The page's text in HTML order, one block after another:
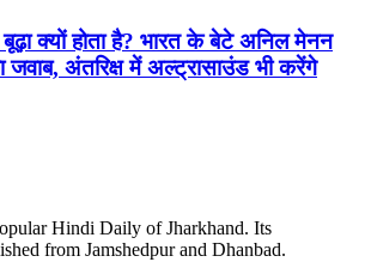
क्यों होता है? भारत के बेटे अनिल मेनन
अंतरिक्ष में अल्ट्रासाउंड भी करेंगे
Hindi Daily of Jharkhand. Its
from Jamshedpur and Dhanbad.